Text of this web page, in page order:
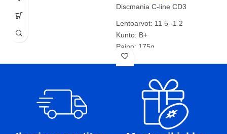
Discmania C-line CD3
Lentoarvot: 11 5 -1 2
Kunto: B+
Paino: 175g
Tussit: